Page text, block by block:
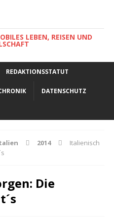
LEBEN, REISEN UND
REDAKTIONSSTATUT
DATENSCHUTZ
2014
Italienisch
Die